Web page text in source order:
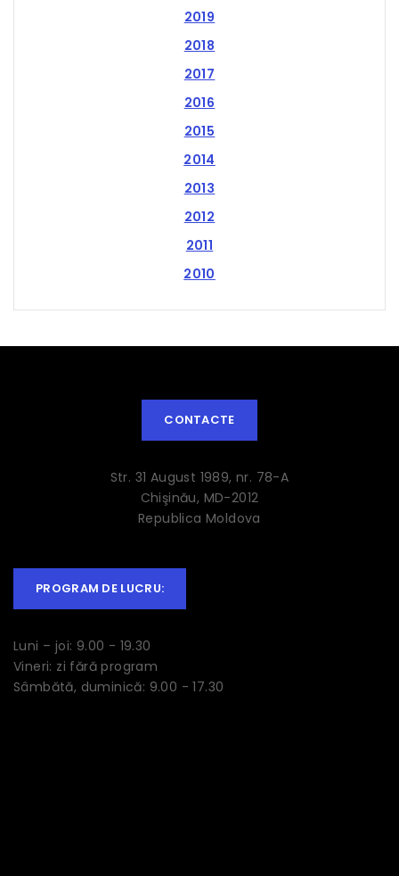
2010
2011
2012
2013
2014
2015
2016
2017
2018
2019
CONTACTE
Str. 31 August 1989, nr. 78-A
Chişinău, MD-2012
Republica Moldova
PROGRAM DE LUCRU:
Luni – joi: 9.00 - 19.30
Vineri: zi fără program
Sâmbătă, duminică: 9.00 - 17.30